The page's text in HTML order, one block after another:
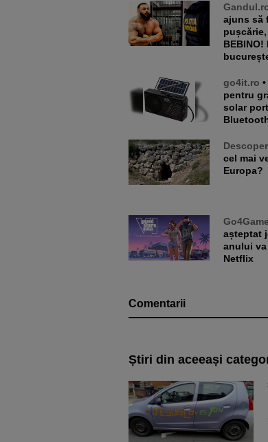
ajuns să
go4it.ro • Gadget util
pentru
solar
cel mai
Europa?
așteptat
anului
Netflix
Comentarii
Știri din aceeași